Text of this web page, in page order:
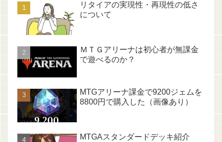
リタイアの実現性・再現性の低さ
について
ＭＴＧアリーナは初心者が無課金
で遊べるのか？
MTGアリーナ課金で9200ジェムを
8800円で購入した（画像あり）
MTGAスタンダードデッキ紹介